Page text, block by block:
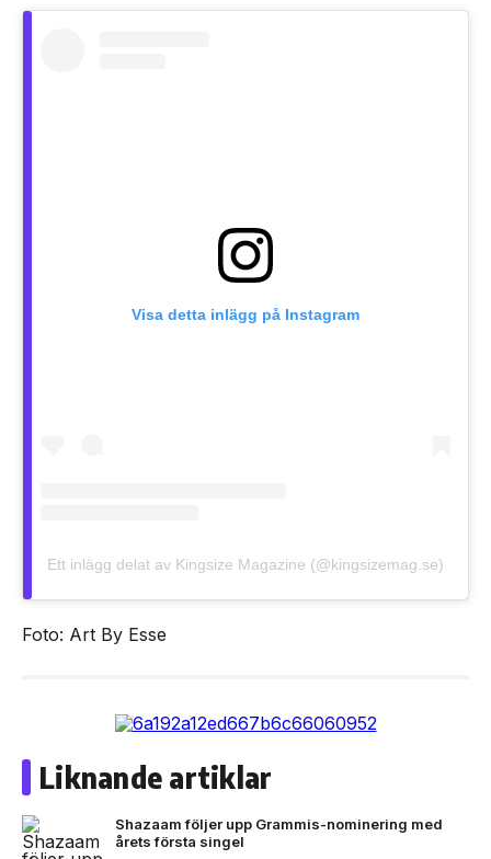
Visa detta inlägg på Instagram
Ett inlägg delat av Kingsize Magazine (@kingsizemag.se)
Foto: Art By Esse
Liknande artiklar
Shazaam följer upp Grammis-nominering med
årets första singel